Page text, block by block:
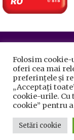
Primăria
Folosim cookie-
oferi cea mai
preferințele și
„Acceptați
cookie-urile. Cu
cookie” pentru
Setări cookie